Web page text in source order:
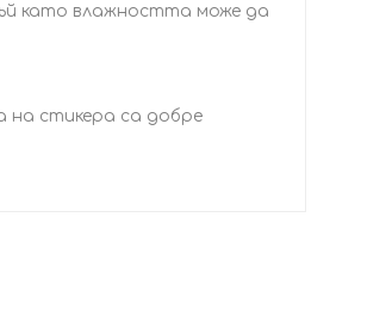
като влажността може да
на стикера са добре